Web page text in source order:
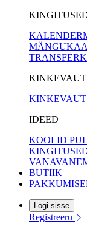
IDEED
KOOLID
BUTIIK
Logi sisse
Registreeru